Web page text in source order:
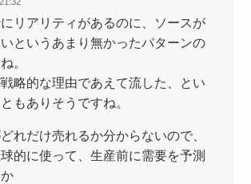
リアリティがあるのに、ソースが
というあまり無かったパターンの
。
略的な理由であえて流した、とい
もありそうですね。
れだけ売れるか分からないので、
的に使って、生産前に需要を予測